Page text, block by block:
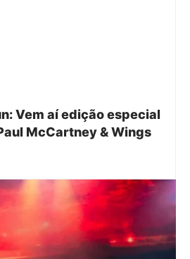
Vem aí edição especial
McCartney & Wings